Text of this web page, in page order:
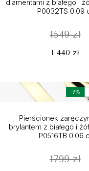
diamentami z białego i
P0032TS 0.09
1549 zł
1 440 zł
-7%
Pierścionek
brylantem z białego i
P0516TB 0.06
1799 zł